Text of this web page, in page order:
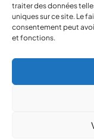
traiter des données
uniques sur ce site. Le
consentement peut
et fonctions.
Copyright 2024 ©